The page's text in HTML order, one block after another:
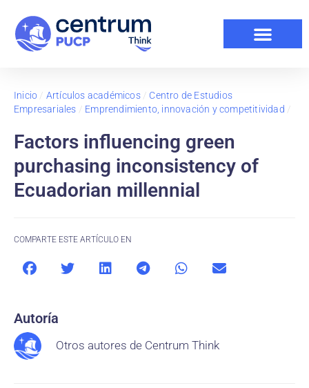
Inicio / Artículos académicos/ Centro de Estudios
Empresariales / Emprendimiento, innovación y competitividad /
Factors influencing green
purchasing inconsistency of
Ecuadorian millennial
COMPARTE ESTE ARTÍCULO EN
Autoría
Otros autores de Centrum Think